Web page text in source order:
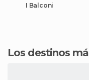
I Balconi
Los destinos